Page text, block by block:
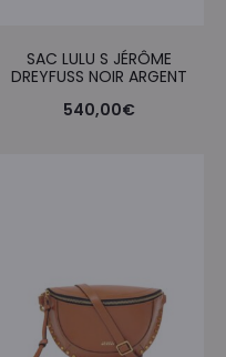
SAC LULU S JÉRÔME
DREYFUSS NOIR ARGENT
540,00€